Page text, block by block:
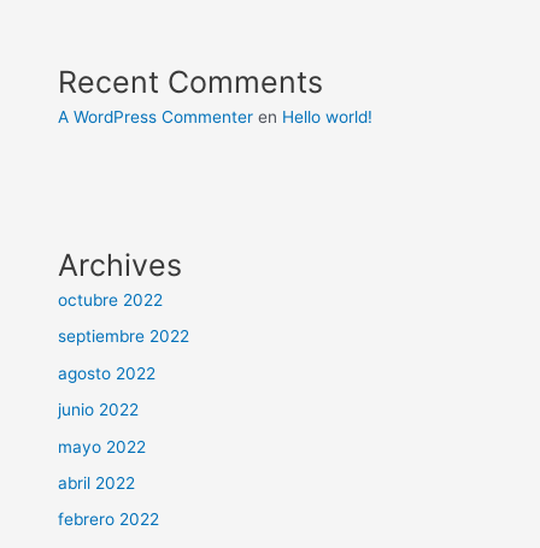
Recent Comments
A WordPress Commenter en Hello world!
Archives
octubre 2022
septiembre 2022
agosto 2022
junio 2022
mayo 2022
abril 2022
febrero 2022